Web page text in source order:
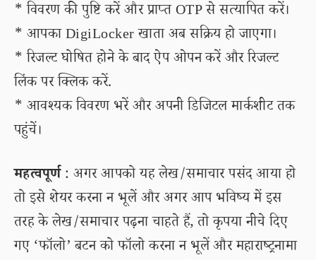
* विवरण की पुष्टि करें और प्राप्त OTP से सत्यापित करें।
* आपका DigiLocker खाता अब सक्रिय हो जाएगा।
* रिजल्ट घोषित होने के बाद ऐप ओपन करें और रिजल्ट
लिंक पर क्लिक करें.
* आवश्यक विवरण भरें और अपनी डिजिटल मार्कशीट तक
पहुंचें।
महत्वपूर्ण: अगर आपको यह लेख/समाचार पसंद आया हो
तो इसे शेयर करना न भूलें और अगर आप भविष्य में इस
तरह के लेख/समाचार पढ़ना चाहते हैं, तो कृपया नीचे दिए
गए ‘फॉलो’ बटन को फॉलो करना न भूलें और महाराष्ट्रनामा